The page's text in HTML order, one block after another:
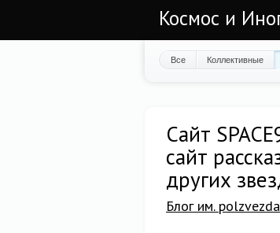
Космос и
Все Коллективные
Сайт
сайт
других
Блог им. polzvezda